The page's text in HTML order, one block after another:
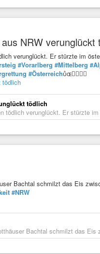
NRW verunglückt
verunglückt. Er stürzte im
#Vorarlberg #Mittelberg
#Österreich
tödlich
tödlich
tödlich verunglückt. Er stürzte
Bachtal schmilzt das Eis
#NRW
Bachtal schmilzt das Eis